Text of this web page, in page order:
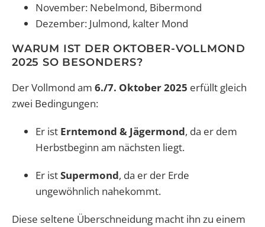
November: Nebelmond, Bibermond
Dezember: Julmond, kalter Mond
WARUM IST DER OKTOBER-VOLLMOND
2025 SO BESONDERS?
Der Vollmond am 6./7. Oktober 2025 erfüllt gleich
zwei Bedingungen:
Er ist Erntemond & Jägermond, da er dem
Herbstbeginn am nächsten liegt.
Er istSupermond, da er der Erde
ungewöhnlich nahekommt.
Diese seltene Überschneidung macht ihn zu einem